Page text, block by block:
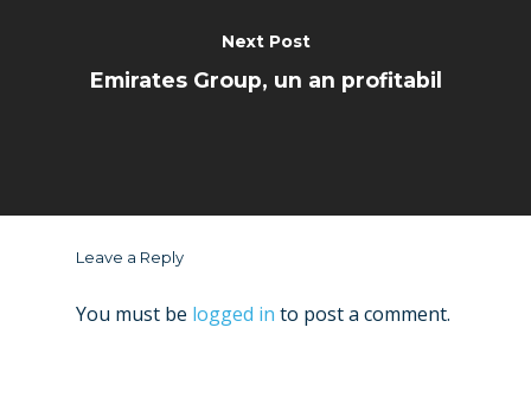
Next Post
Emirates Group, un an profitabil
Leave a Reply
You must be logged in to post a comment.